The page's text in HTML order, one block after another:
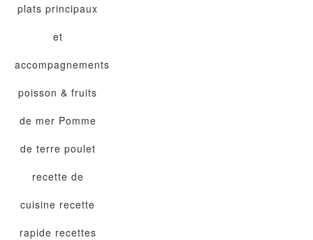
plats principaux
et
accompagnements
poisson & fruits
de mer Pomme
de terre poulet
recette de
cuisine recette
rapide recettes